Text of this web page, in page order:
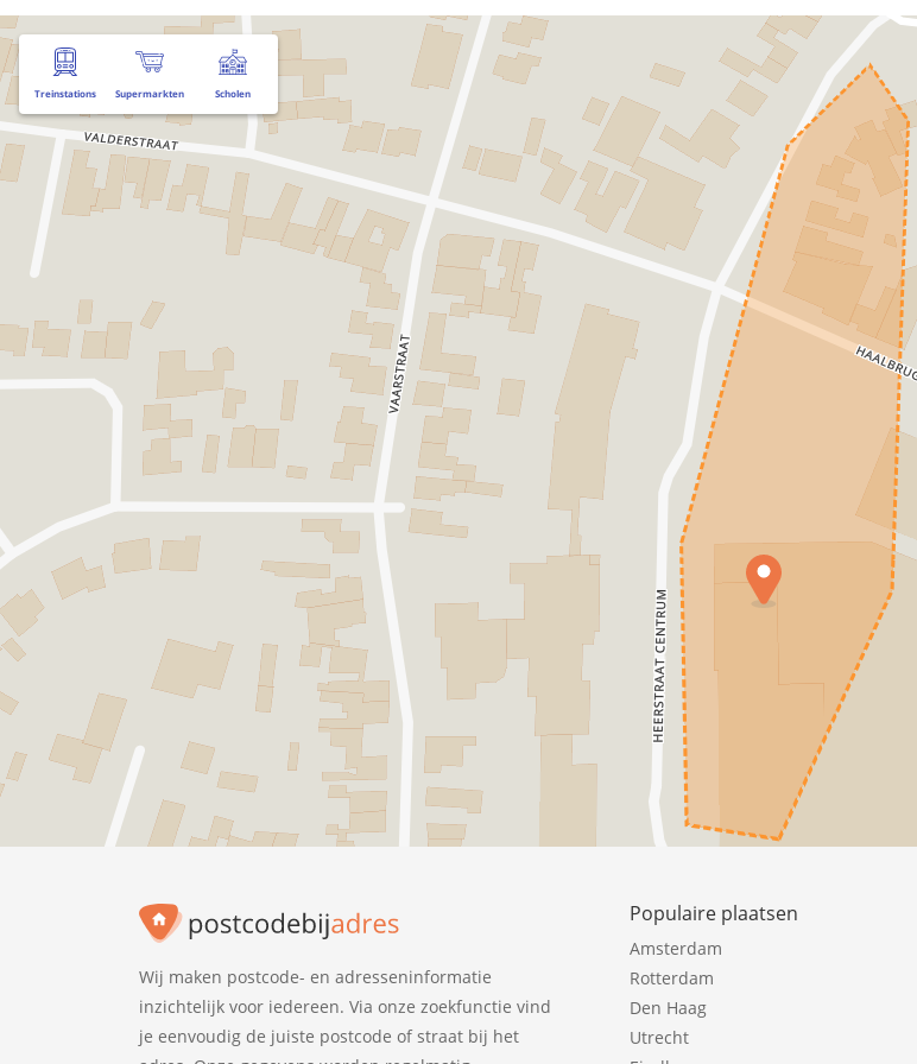
Treinstations Supermarkten Scholen
Wij maken postcode- en adresseninformatie
inzichtelijk voor iedereen. Via onze zoekfunctie vind
je eenvoudig de juiste postcode of straat bij het
Populaire plaatsen
Amsterdam
Rotterdam
Den Haag
Utrecht